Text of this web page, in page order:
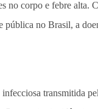
transmitida